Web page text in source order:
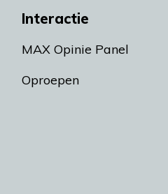
Interactie
MAX Opinie Panel
Oproepen